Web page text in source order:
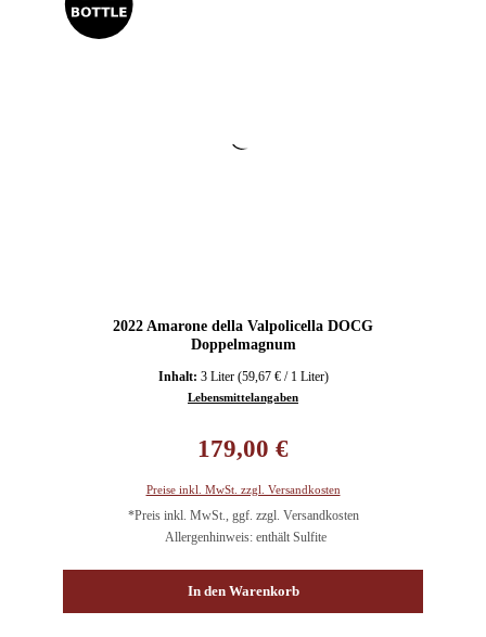
2022 Amarone della Valpolicella DOCG
Doppelmagnum
Inhalt: 3 Liter (59,67 € / 1 Liter)
Lebensmittelangaben
179,00 €
Preise inkl. MwSt. zzgl. Versandkosten
*Preis inkl. MwSt., ggf. zzgl. Versandkosten
Allergenhinweis: enthält Sulfite
In den Warenkorb